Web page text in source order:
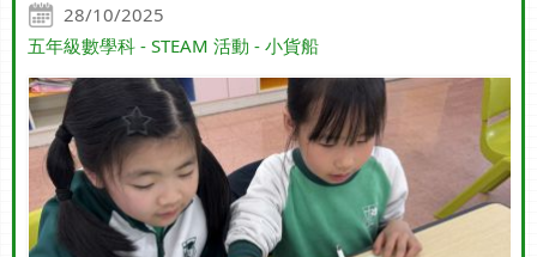
28/10/2025
五年級數學科 - STEAM 活動 - 小貨船